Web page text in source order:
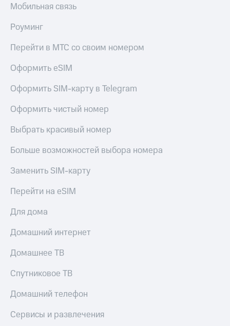
Мобильная связь
Роуминг
Перейти в МТС со своим номером
Оформить eSIM
Оформить SIM-карту в Telegram
Оформить чистый номер
Выбрать красивый номер
Больше возможностей выбора номера
Заменить SIM-карту
Перейти на eSIM
Для дома
Домашний интернет
Домашнее ТВ
Спутниковое ТВ
Домашний телефон
Сервисы и развлечения